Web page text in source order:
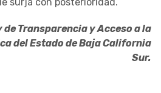
de Transparencia y Acceso a la
del Estado de Baja California
Sur.